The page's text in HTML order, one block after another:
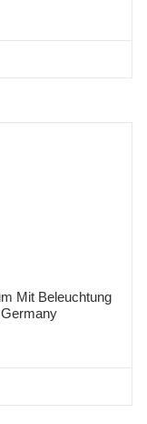
Mit Beleuchtung